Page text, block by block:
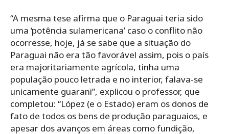
“A mesma tese afirma que o Paraguai teria sido
uma ‘potência sulamericana’ caso o conflito não
ocorresse, hoje, já se sabe que a situação do
Paraguai não era tão favorável assim, pois o país
era majoritariamente agrícola, tinha uma
população pouco letrada e no interior, falava-se
unicamente guarani”, explicou o professor, que
completou: “López (e o Estado) eram os donos de
fato de todos os bens de produção paraguaios, e
apesar dos avanços em áreas como fundição,